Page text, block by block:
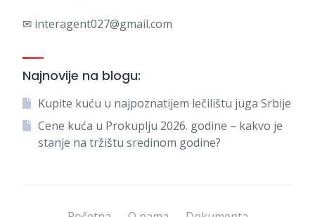
✉ interagent027@gmail.com
Najnovije na blogu:
Kupite kuću u najpoznatijem lečilištu juga Srbije
Cene kuća u Prokuplju 2026. godine – kakvo je
stanje na tržištu sredinom godine?